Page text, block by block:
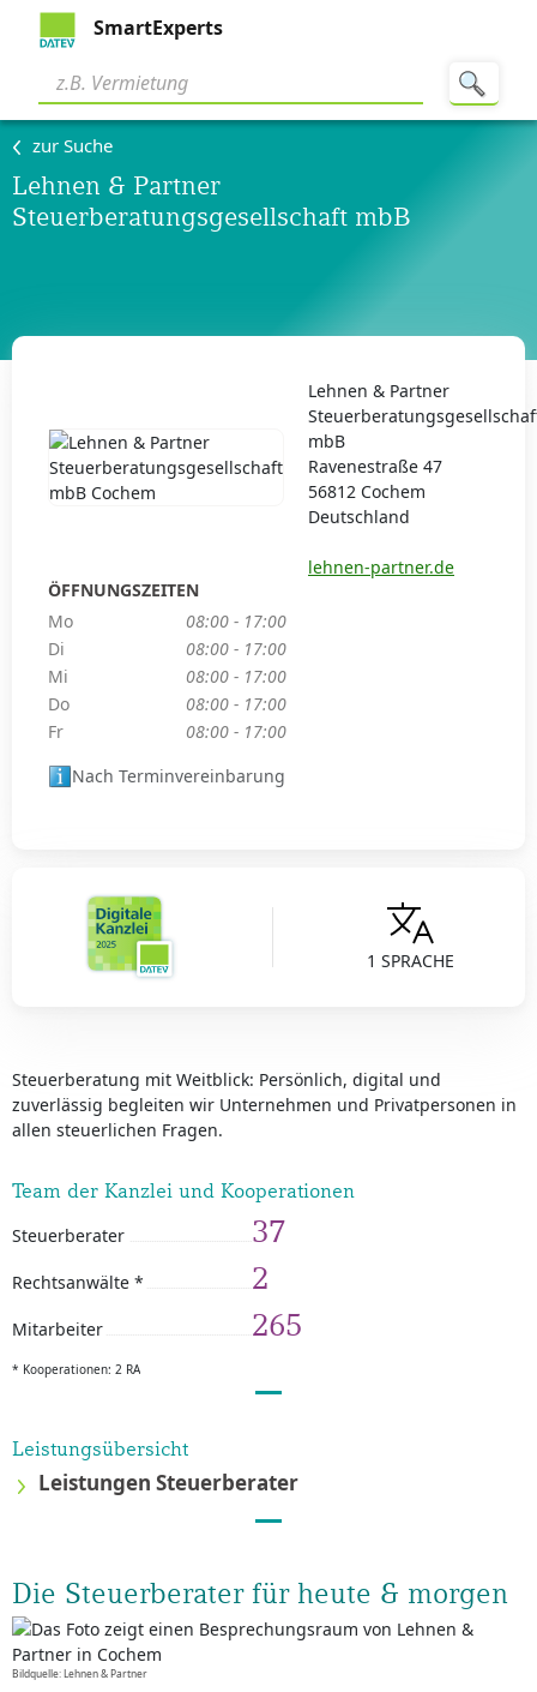
SmartExperts
zur Suche
Lehnen & Partner
Steuerberatungsgesellschaft mbB
1 SPRACHE
Steuerberatung mit Weitblick: Persönlich, digital und
zuverlässig begleiten wir Unternehmen und Privatpersonen in
allen steuerlichen Fragen.
Team der Kanzlei und Kooperationen
Steuerberater 37
Rechtsanwälte * 2
Mitarbeiter 265
* Kooperationen: 2 RA
Leistungsübersicht
Leistungen Steuerberater
Die Steuerberater für heute & morgen
Bildquelle: Lehnen & Partner
Lehnen & Partner
mbB
Ravenestraße 47
56812 Cochem
Deutschland
lehnen-partner.de
ÖFFNUNGSZEITEN
Mo
08:00 - 17:00
Di
08:00 - 17:00
Mi
08:00 - 17:00
Do
08:00 - 17:00
Fr
08:00 - 17:00
Nach Terminvereinbarung